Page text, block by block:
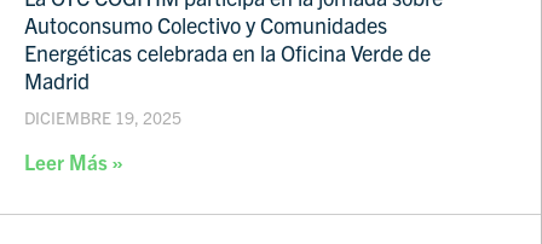
Autoconsumo Colectivo y Comunidades
Energéticas celebrada en la Oficina Verde de
Madrid
DICIEMBRE 19, 2025
Leer Más »